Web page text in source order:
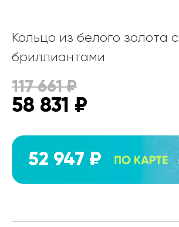
Кольцо из белого золота с
бриллиантами
117 661₽
58 831 ₽
52 947 ₽